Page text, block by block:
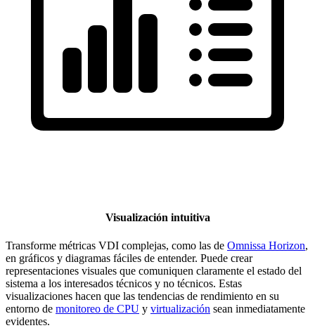
Visualización intuitiva
Transforme métricas VDI complejas, como las de Omnissa Horizon,
en gráficos y diagramas fáciles de entender. Puede crear
representaciones visuales que comuniquen claramente el estado del
sistema a los interesados técnicos y no técnicos. Estas
visualizaciones hacen que las tendencias de rendimiento en su
entorno de monitoreo de CPU y virtualización sean inmediatamente
evidentes.